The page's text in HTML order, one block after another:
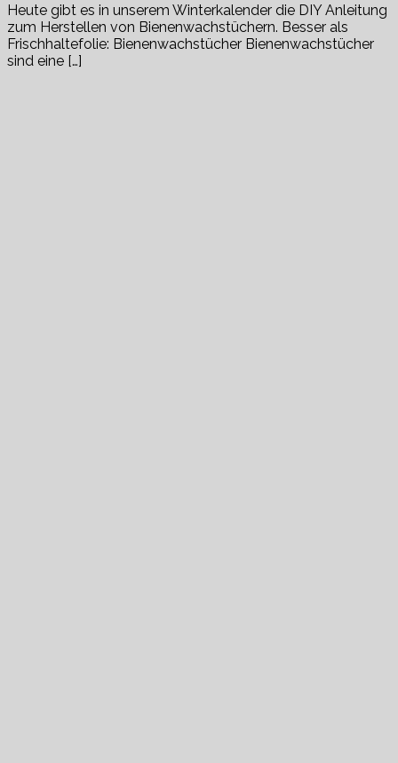
Heute gibt es in unserem Winterkalender die DIY Anleitung
zum Herstellen von Bienenwachstüchern. Besser als
Frischhaltefolie: Bienenwachstücher Bienenwachstücher
sind eine […]